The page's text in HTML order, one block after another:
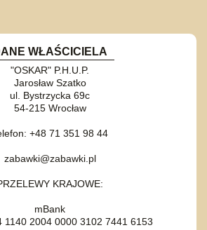
WŁAŚCICIELA
"OSKAR" P.H.U.P.
Jarosław Szatko
ul. Bystrzycka 69c
54-215 Wrocław
+48 71 351 98 44
zabawki@zabawki.pl
KRAJOWE:
mBank
1140 2004 0000 3102 7441 6153